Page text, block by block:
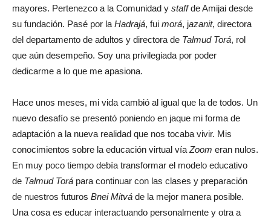
mayores. Pertenezco a la Comunidad y staffde Amijai desde
su fundación. Pasé por la Hadrajá, fui morá, jazanit, directora
del departamento de adultos y directora de Talmud Torá, rol
que aún desempeño. Soy una privilegiada por poder
dedicarme a lo que me apasiona.
Hace unos meses, mi vida cambió al igual que la de todos. Un
nuevo desafío se presentó poniendo en jaque mi forma de
adaptación a la nueva realidad que nos tocaba vivir. Mis
conocimientos sobre la educación virtual vía Zoom eran nulos.
En muy poco tiempo debía transformar el modelo educativo
de Talmud Torá para continuar con las clases y preparación
de nuestros futuros Bnei Mitvá de la mejor manera posible.
Una cosa es educar interactuando personalmente y otra a